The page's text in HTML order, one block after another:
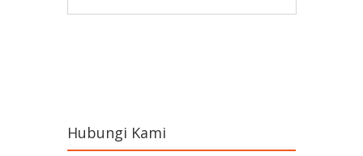
Hubungi Kami